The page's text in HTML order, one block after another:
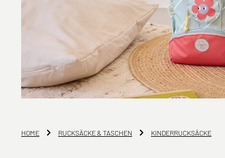
HOME RUCKSÄCKE & TASCHEN KINDERRUCKSÄCKE